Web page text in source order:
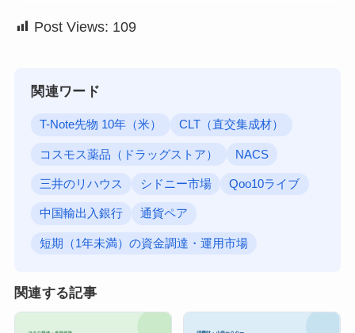
Post Views: 109
関連ワード
T-Note先物 10年（米） CLT（直交集成材）
コスモス薬品（ドラッグストア） NACS
三井のリハウス シドニー市場 Qoo10ライブ
中国輸出入銀行 通貨ペア
短期（1年未満）の資金調達・運用市場
関連する記事